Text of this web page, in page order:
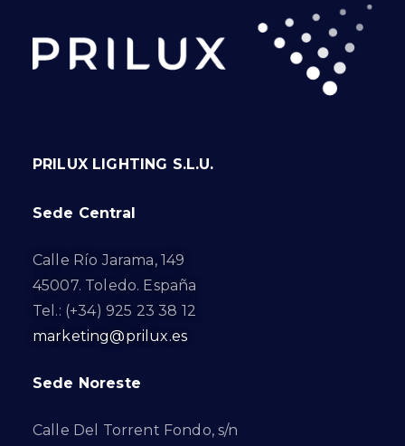
PRILUX LIGHTING S.L.U.
Sede Central
Calle Río Jarama, 149
45007. Toledo. España
Tel.: (+34) 925 23 38 12
marketing@prilux.es
Sede Noreste
Calle Del Torrent Fondo, s/n